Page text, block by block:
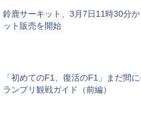
鈴鹿サーキット、3月7日11時30分
ット販売を開始
「初めてのF1、復活のF1」まだ間
ランプリ観戦ガイド（前編）